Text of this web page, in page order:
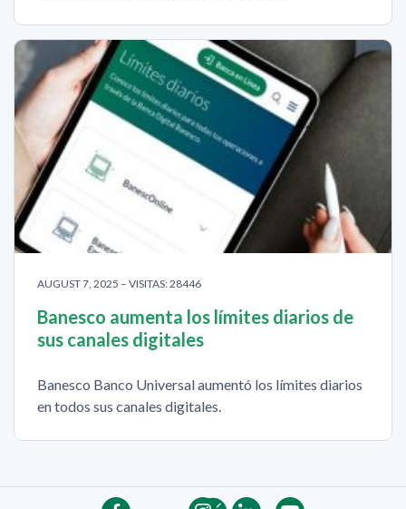
AUGUST 7, 2025 – VISITAS: 28446
Banesco aumenta los límites diarios de
sus canales digitales
Banesco Banco Universal aumentó los límites diarios
en todos sus canales digitales.